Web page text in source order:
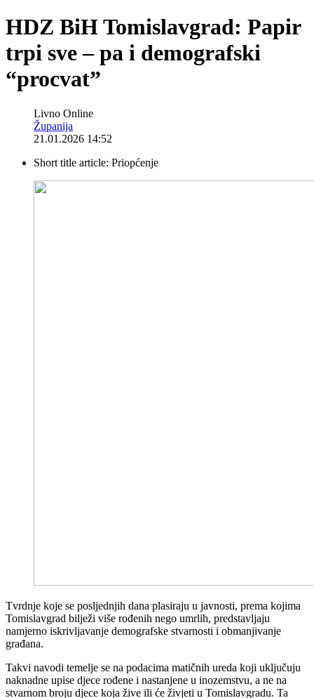
HDZ BiH Tomislavgrad: Papir
trpi sve – pa i demografski
“procvat”
Livno Online
Županija
21.01.2026 14:52
Short title article: Priopćenje
Tvrdnje koje se posljednjih dana plasiraju u javnosti, prema kojima
Tomislavgrad bilježi više rođenih nego umrlih, predstavljaju
namjerno iskrivljavanje demografske stvarnosti i obmanjivanje
građana.
Takvi navodi temelje se na podacima matičnih ureda koji uključuju
naknadne upise djece rođene i nastanjene u inozemstvu, a ne na
stvarnom broju djece koja žive ili će živjeti u Tomislavgradu. Ta